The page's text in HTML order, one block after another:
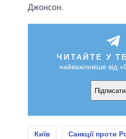
Джонсон.
ЧИТАЙТЕ У
найважливіше від
Київ Санкції проти